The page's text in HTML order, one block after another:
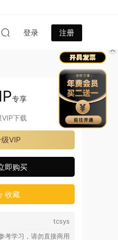
登录 注册
专享
VIP下载
级VIP
即购买
收藏
tcsys
考学习，请勿直接商用